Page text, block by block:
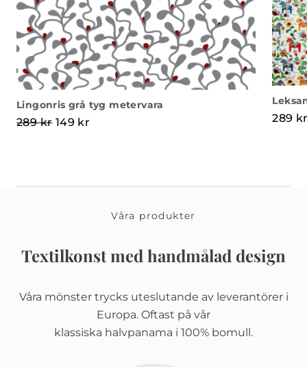
Lingonris grå tyg metervara
289kr Det ursprungliga priset var: 289 kr.
149 kr Det nuvarande priset är: 149 kr.289
Våra produkter
Textilkonst med handmålad design
Våra mönster trycks uteslutande av leverantörer i
Europa. Oftast på vår
klassiska halvpanama i 100% bomull.